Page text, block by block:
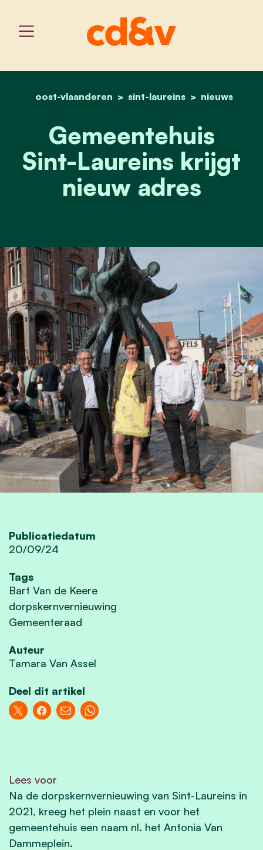
home
oost-vlaanderen sint-laureins nieuws
gemeentehuis sint-
Gemeentehuis
Sint-Laureins krijgt
nieuw adres
Publicatiedatum
20/09/24
Tags
Bart Van de Keere
dorpskernvernieuwing
Gemeenteraad
Auteur
Tamara Van Assel
Deel dit artikel
Lees voor
Na de dorpskernvernieuwing van Sint-Laureins in
2021, kreeg het plein naast en voor het
gemeentehuis een naam nl. het Antonia Van
Dammeplein.